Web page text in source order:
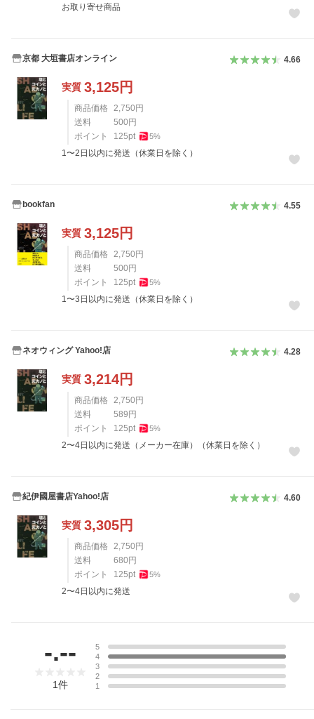
お取り寄せ商品
京都 大垣書店オンライン 4.66
実質 3,125円
商品価格 2,750 円
送料
500 円
ポイント
125pt 5%
1〜2日以内に発送（休業日を除く）
bookfan 4.55
実質 3,125円
商品価格 2,750 円
送料
500 円
ポイント
125pt 5%
1〜3日以内に発送（休業日を除く）
ネオウィング Yahoo!店 4.28
実質 3,214円
商品価格 2,750 円
送料
589 円
ポイント
125pt 5%
2〜4日以内に発送（メーカー在庫）（休業日を除く）
紀伊國屋書店Yahoo!店 4.60
実質 3,305円
商品価格 2,750 円
送料
680 円
ポイント
125pt 5%
2〜4日以内に発送
-.--
1件
5
4
3
2
1